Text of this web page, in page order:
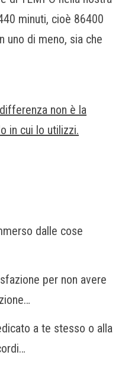
minuti, cioè 86400
uno di meno, sia che
non è la
in cui lo utilizzi.
dalle cose
per non avere
a te stesso o alla